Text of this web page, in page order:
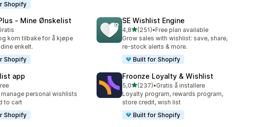
Shopify
‑ Mine Ønskelist
kom tilbake for å kjøpe
enkelt.
Shopify
SE Wishlist Engine
4,8av 5 stjerner
(251)
Totalt 251 omtaler
•Free plan available
Grow sales with wishlist: save, share,
re-stock alerts & more.
Built for Shopify
app
manage personal wishlists
to cart
Shopify
Froonze Loyalty & Wishlist
5,0av 5 stjerner
(237)
Totalt 237 omtaler
•Gratis å installere
Loyalty program, rewards program,
store credit, wish list
Built for Shopify